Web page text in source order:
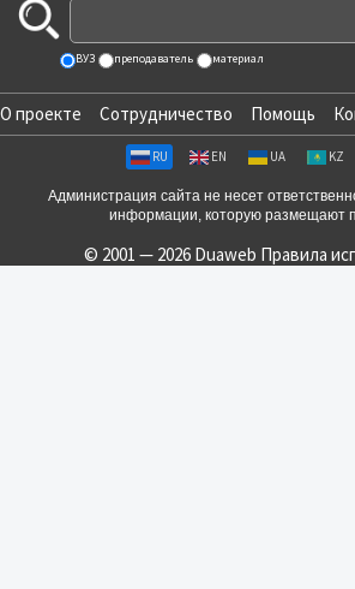
ВУЗ преподаватель материал
О проекте Сотрудничество Помощь
RU EN UA KZ
Администрация сайта не несет
информации, которую размещают
© 2001 — 2026 Duaweb Правила